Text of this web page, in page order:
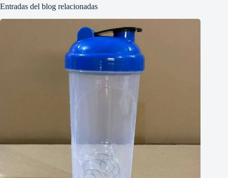
Entradas del blog relacionadas